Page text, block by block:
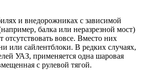
и внедорожниках с зависимой
балка или неразрезной мост)
вовсе. Вместо них
или сайлентблоки. В редких случаях,
УАЗ, применяется одна шаровая
с рулевой тягой.